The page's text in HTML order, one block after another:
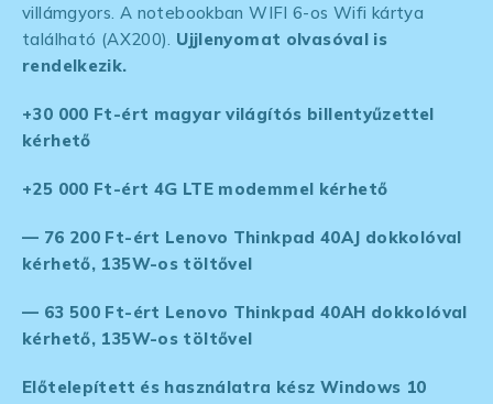
villámgyors. A notebookban WIFI 6-os Wifi kártya
található (AX200). Ujjlenyomat olvasóval is
rendelkezik.
+30 000 Ft-ért magyar világítós billentyűzettel
kérhető
+25 000 Ft-ért 4G LTE modemmel kérhető
— 76 200 Ft-ért Lenovo Thinkpad 40AJ dokkolóval
kérhető, 135W-os töltővel
— 63 500 Ft-ért Lenovo Thinkpad 40AH dokkolóval
kérhető, 135W-os töltővel
Előtelepített és használatra kész Windows 10